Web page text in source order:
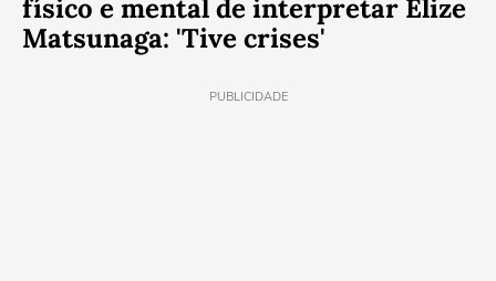
físico e mental de interpretar Elize
Matsunaga: 'Tive crises'
PUBLICIDADE